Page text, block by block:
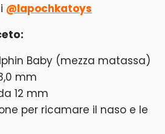
@lapochkatoys
Baby (mezza matassa)
mm
12 mm
per ricamare il naso e le